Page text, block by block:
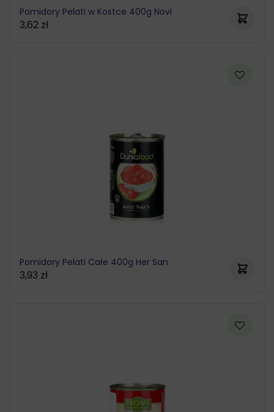
Pomidory Pelati w Kostce 400g Novi
3,62 zł
Pomidory Pelati Całe 400g Her San
3,93 zł